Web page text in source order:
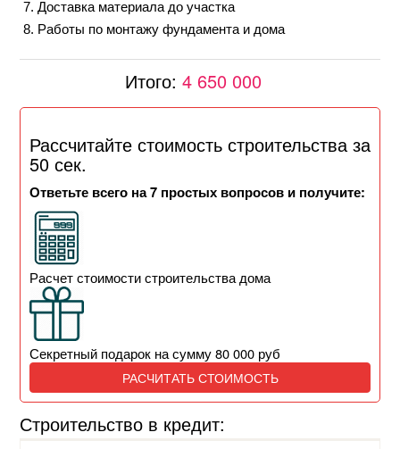
Доставка материала до участка
Работы по монтажу фундамента и дома
Итого: 4 650 000
Рассчитайте стоимость строительства за
50 сек.
Ответьте всего на 7 простых вопросов и получите:
Расчет стоимости строительства дома
Секретный подарок на сумму 80 000 руб
РАСЧИТАТЬ СТОИМОСТЬ
Строительство в кредит: